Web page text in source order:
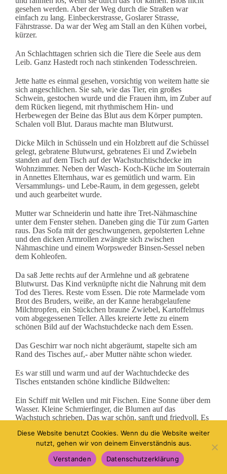
gesehen werden. Aber der Weg durch die Straßen war
einfach zu lang. Einbeckerstrasse, Goslarer Strasse,
Fährstrasse. Da war der Weg am Stall an den Kühen vorbei,
kürzer.
An Schlachttagen schrien sich die Tiere die Seele aus dem
Leib. Ganz Hastedt roch nach stinkenden Todesschreien.
Jette hatte es einmal gesehen, vorsichtig von weitem hatte sie
sich angeschlichen. Sie sah, wie das Tier, ein großes
Schwein, gestochen wurde und die Frauen ihm, im Zuber auf
dem Rücken liegend, mit rhythmischem Hin- und
Herbewegen der Beine das Blut aus dem Körper pumpten.
Schalen voll Blut. Daraus machte man Blutwurst.
Dicke Milch in Schüsseln und ein Holzbrett auf die Schüssel
gelegt, gebratene Blutwurst, gebratenes Ei und Zwiebeln
standen auf dem Tisch auf der Wachstuchtischdecke im
Wohnzimmer. Neben der Wasch- Koch-Küche im Souterrain
in Annettes Elternhaus, war es gemütlich und warm. Ein
Versammlungs- und Lebe-Raum, in dem gegessen, gelebt
und auch gearbeitet wurde.
Mutter war Schneiderin und hatte ihre Tret-Nähmaschine
unter dem Fenster stehen. Daneben ging die Tür zum Garten
raus. Das Sofa mit der geschwungenen, gepolsterten Lehne
und den dicken Armrollen zwängte sich zwischen
Nähmaschine und einem Worpsweder Binsen-Sessel neben
dem Kohleofen.
Da saß Jette rechts auf der Armlehne und aß gebratene
Blutwurst. Das Kind verknüpfte nicht die Nahrung mit dem
Tod des Tieres. Reste vom Essen. Die rote Marmelade vom
Brot des Bruders, weiße, an der Kanne herabgelaufene
Milchtropfen, ein Stückchen braune Zwiebel, Kartoffelmus
vom abgegessenen Teller. Alles kreierte Jette zu einem
schönen Bild auf der Wachstuchdecke nach dem Essen.
Das Geschirr war noch nicht abgeräumt, stapelte sich am
Rand des Tisches auf,- aber Mutter nähte schon wieder.
Es war still und warm und auf der Wachtuchdecke des
Tisches entstanden schöne kindliche Bildwelten:
Ein Schiff mit Wellen und mit Fischen. Eine Sonne über dem
Wasser. Kleine Schmierfinger, die Blumen auf das
Wachstuch schrieben. Das war schön, sanft und friedvoll. Es
Als die Tür aufgeht, kommt die Oma Emma, Annas Mutter
Diese Website benutzt Cookies. Wenn du die Website weiter
nutzt, gehen wir von deinem Einverständnis aus.
Verstanden
Datenschutzerklärung